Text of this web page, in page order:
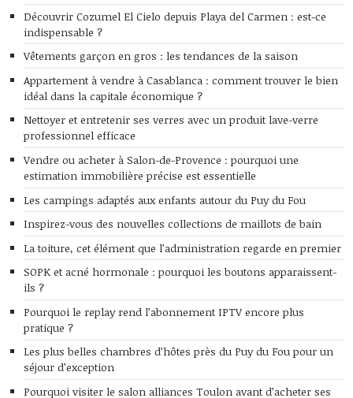
Découvrir Cozumel El Cielo depuis Playa del Carmen : est-ce
indispensable ?
Vêtements garçon en gros : les tendances de la saison
Appartement à vendre à Casablanca : comment trouver le bien
idéal dans la capitale économique ?
Nettoyer et entretenir ses verres avec un produit lave-verre
professionnel efficace
Vendre ou acheter à Salon-de-Provence : pourquoi une
estimation immobilière précise est essentielle
Les campings adaptés aux enfants autour du Puy du Fou
Inspirez-vous des nouvelles collections de maillots de bain
La toiture, cet élément que l’administration regarde en premier
SOPK et acné hormonale : pourquoi les boutons apparaissent-
ils ?
Pourquoi le replay rend l’abonnement IPTV encore plus
pratique ?
Les plus belles chambres d’hôtes près du Puy du Fou pour un
séjour d’exception
Pourquoi visiter le salon alliances Toulon avant d’acheter ses